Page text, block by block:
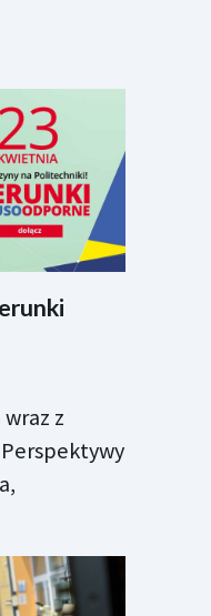
z